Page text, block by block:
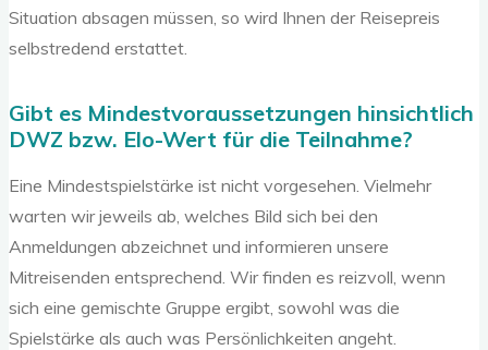
Situation absagen müssen, so wird Ihnen der Reisepreis
selbstredend erstattet.
Gibt es Mindestvoraussetzungen hinsichtlich
DWZ bzw. Elo-Wert für die Teilnahme?
Eine Mindestspielstärke ist nicht vorgesehen. Vielmehr
warten wir jeweils ab, welches Bild sich bei den
Anmeldungen abzeichnet und informieren unsere
Mitreisenden entsprechend. Wir finden es reizvoll, wenn
sich eine gemischte Gruppe ergibt, sowohl was die
Spielstärke als auch was Persönlichkeiten angeht.